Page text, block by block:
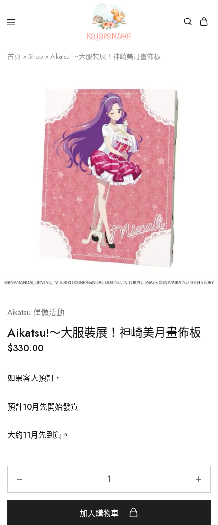
Kajapanshop
日
韓
首頁 » Shop » Aikatsu!～大服裝展！神崎美月畫佈板
Aikatsu 偶像活動
Aikatsu!～大服裝展！神崎美月畫佈板
$330.00
如果客人預訂，
預計10月先開始發貨
大約11月先到貨。
加入購物車